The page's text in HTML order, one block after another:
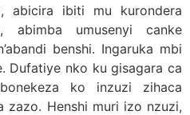
abicira ibiti mu kurondera
abimba umusenyi canke
benshi. Ingaruka mbi
Dufatiye nko ku gisagara ca
ko inzuzi zihaca
zazo. Henshi muri izo nzuzi,